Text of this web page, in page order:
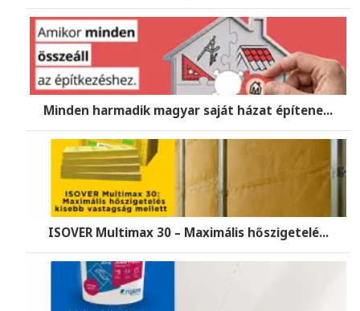
Minden harmadik magyar saját házat építene...
ISOVER Multimax 30 – Maximális hőszigetelé...